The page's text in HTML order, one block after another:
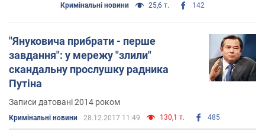
Кримінальні новини 25,6 т. 142
"Януковича прибрати - перше
завдання": у мережу "злили"
скандальну прослушку радника
Путіна
Записи датовані 2014 роком
Кримінальні новини 28.12.2017 11:49 130,1 т. 485